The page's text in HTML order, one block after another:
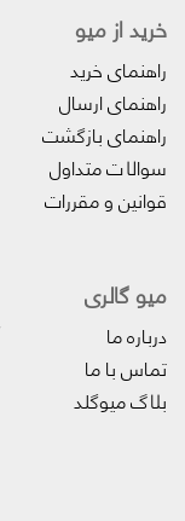
خرید از میو
راهنمای خرید
راهنمای ارسال
راهنمای بازگشت
سوالات متداول
قوانین و مقررات
میو گالری
درباره ما
تماس با ما
بلاگ میوگلد